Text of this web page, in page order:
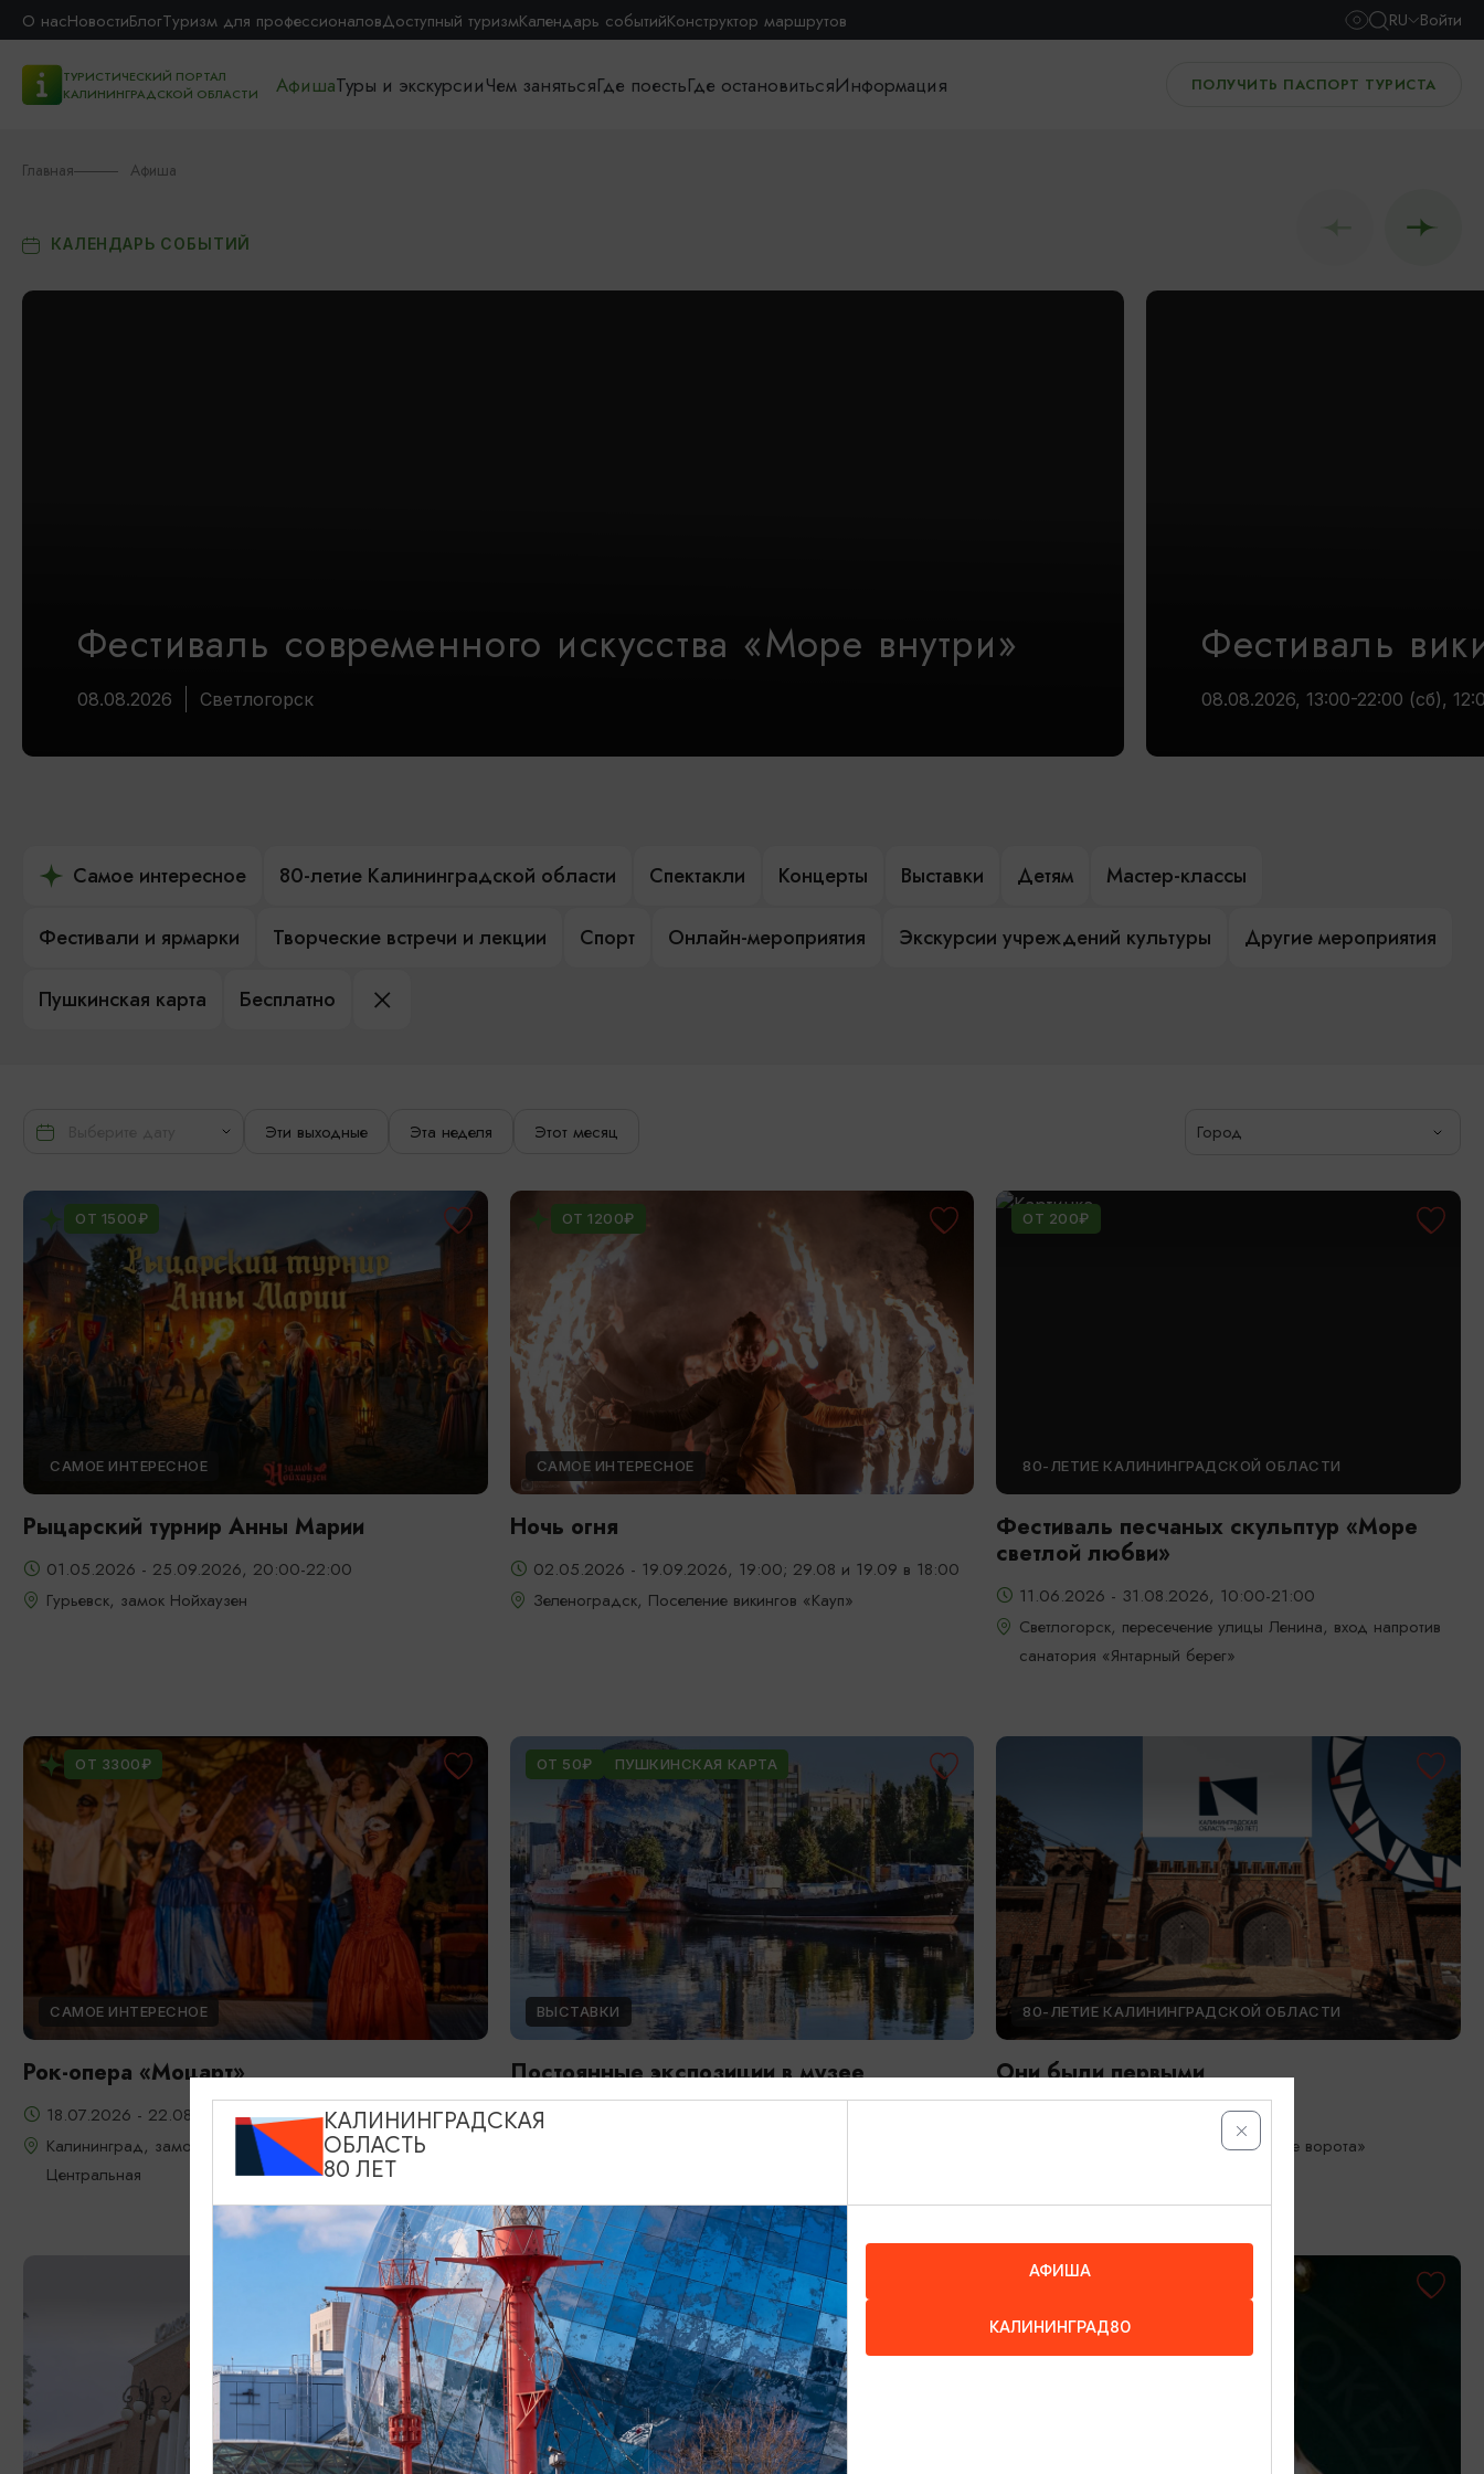
О насНовостиБлогТуризм для профессионаловДоступный туризмКалендарь событийКонструктор маршрутов RU Войти
ТУРИСТИЧЕСКИЙ ПОРТАЛ
КАЛИНИНГРАДСКОЙ ОБЛАСТИ
АфишаТуры и экскурсииЧем занятьсяГде поестьГде остановитьсяИнформация ПОЛУЧИТЬ ПАСПОРТ ТУРИСТА
Главная Афиша
КАЛЕНДАРЬ СОБЫТИЙ
Фестиваль современного искусства «Море внутри»
08.08.2026 Светлогорск
Фестиваль
08.08.2026, 13:00-22:00 (сб),
Самое интересное 80-летие Калининградской области Спектакли Концерты Выставки Детям Мастер-классы
Фестивали и ярмарки Творческие встречи и лекции Спорт Онлайн-мероприятия Экскурсии учреждений культуры Другие мероприятия
Пушкинская карта Бесплатно
Эти выходные Эта неделя Этот месяц Город
ОТ 1500₽
САМОЕ ИНТЕРЕСНОЕ
Рыцарский турнир Анны Марии
01.05.2026 - 25.09.2026, 20:00-22:00
Гурьевск, замок Нойхаузен
ОТ 1200₽
САМОЕ ИНТЕРЕСНОЕ
Ночь огня
02.05.2026 - 19.09.2026, 19:00; 29.08 и 19.09 в 18:00
Зеленоградск, Поселение викингов «Кауп»
ОТ 200₽
80-ЛЕТИЕ КАЛИНИНГРАДСКОЙ ОБЛАСТИ
Фестиваль песчаных скульптур «Море
светлой любви»
11.06.2026 - 31.08.2026, 10:00-21:00
Светлогорск, пересечение улицы Ленина, вход напротив
санатория «Янтарный берег»
ОТ 3300₽
САМОЕ ИНТЕРЕСНОЕ
Рок-опера «Моцарт»
18.07.2026 - 22.08.2026, 18:00, 7.08 и 22.08 в 17:00
Калининград, замок Шаакен, пос. Некрасово, ул.
Центральная
ОТ 50₽ ПУШКИНСКАЯ КАРТА
ВЫСТАВКИ
Постоянные экспозиции в музее
Мирового океана
80-ЛЕТИЕ КАЛИНИНГРАДСКОЙ ОБЛАСТИ
Они были первыми
Калининград, Музей «Фридландские ворота»
КАЛИНИНГРАДСКАЯ
ОБЛАСТЬ
80 ЛЕТ
АФИША
КАЛИНИНГРАД80